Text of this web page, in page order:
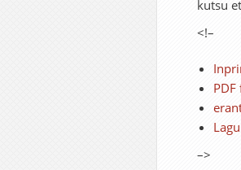
kutsu
<!–
–>